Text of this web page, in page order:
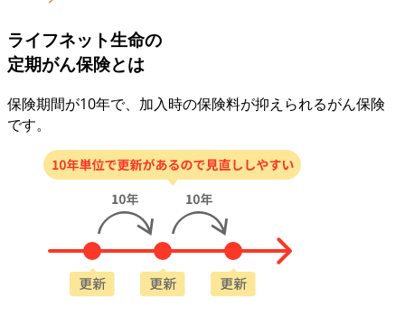
ライフネット生命の
定期がん保険とは
保険期間が10年で、加入時の保険料が抑えられるがん保険
です。